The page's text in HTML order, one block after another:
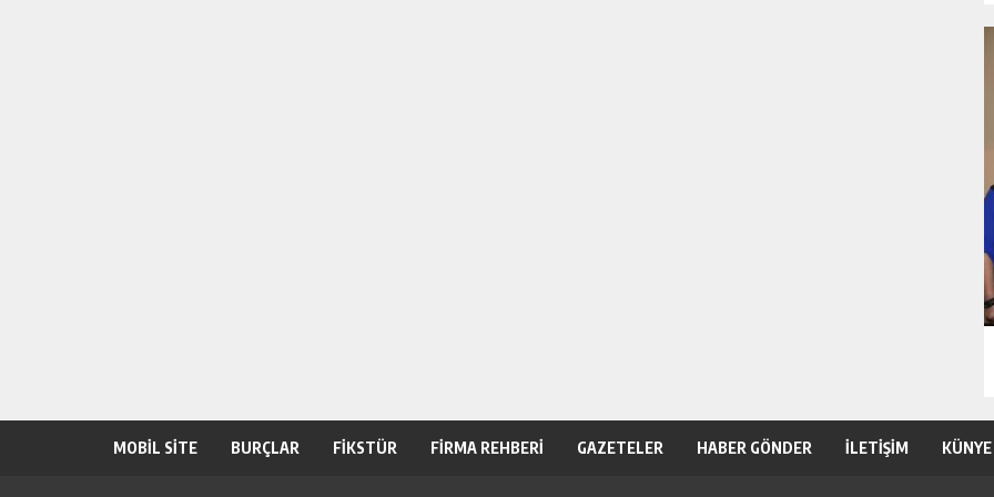
MOBİL SİTE BURÇLAR FİKSTÜR FİRMA REHBERİ GAZETELER HABER GÖNDER İLETİŞİM KÜNYE